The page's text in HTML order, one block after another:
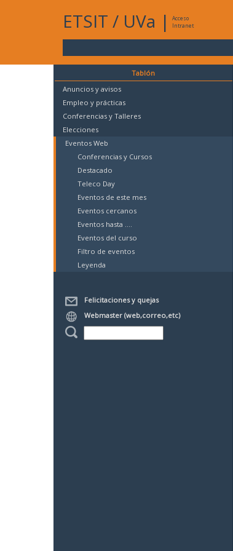
ETSIT / UVa |
Acceso
Intranet
Tablón
Anuncios y avisos
Empleo y prácticas
Conferencias y Talleres
Elecciones
Eventos Web
Conferencias y Cursos
Destacado
Teleco Day
Eventos de este mes
Eventos cercanos
Eventos hasta ....
Eventos del curso
Filtro de eventos
Leyenda
Felicitaciones y quejas
Webmaster (web,correo,etc)